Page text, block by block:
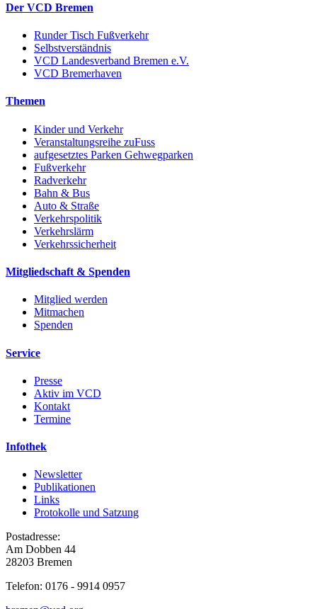
Der VCD Bremen
Runder Tisch Fußverkehr
Selbstverständnis
VCD Landesverband Bremen e.V.
VCD Bremerhaven
Themen
Kinder und Verkehr
Veranstaltungsreihe zuFuss
aufgesetztes Parken Gehwegparken
Fußverkehr
Radverkehr
Bahn & Bus
Auto & Straße
Verkehrspolitik
Verkehrslärm
Verkehrssicherheit
Mitgliedschaft & Spenden
Mitglied werden
Mitmachen
Spenden
Service
Presse
Aktiv im VCD
Kontakt
Termine
Infothek
Newsletter
Publikationen
Links
Protokolle und Satzung
Postadresse:
Am Dobben 44
28203 Bremen
Telefon: 0176 - 9914 0957